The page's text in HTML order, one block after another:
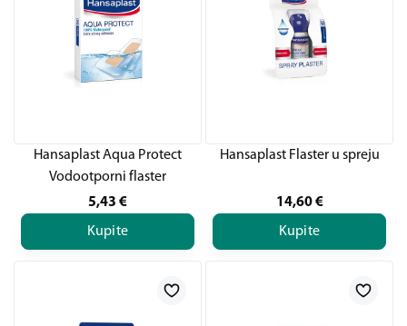
Hansaplast Aqua Protect
Vodootporni flaster
5,43 €
Kupite
Hansaplast Flaster u spreju
14,60 €
Kupite